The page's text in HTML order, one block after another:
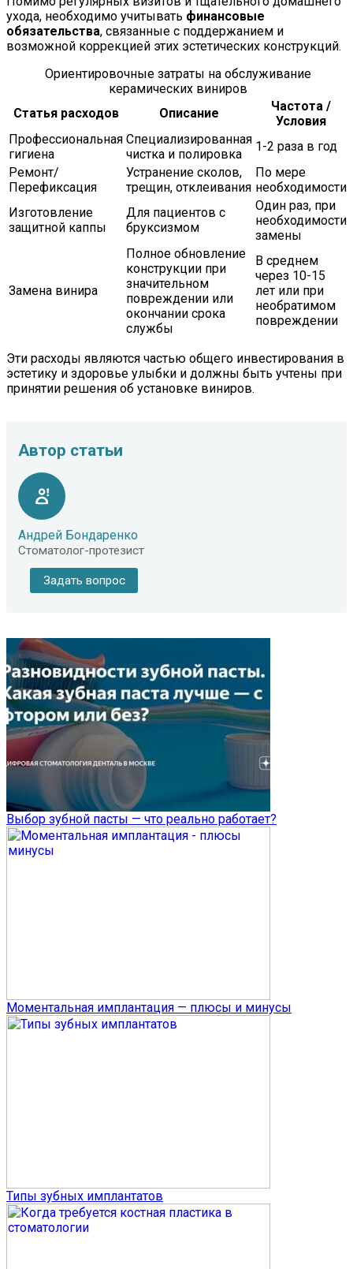
ухода, необходимо учитывать финансовые
обязательства, связанные с поддержанием и
возможной коррекцией этих эстетических конструкций.
Ориентировочные затраты на обслуживание
керамических виниров
Статья расходов
Описание
Частота /
Условия
Профессиональная
гигиена
Специализированная
чистка и полировка
1-2 раза в год
Ремонт/
Перефиксация
Устранение сколов,
трещин, отклеивания
По мере
необходимости
Изготовление
защитной каппы
Для пациентов с
бруксизмом
Один раз, при
необходимости
замены
Замена винира
Полное обновление
конструкции при
значительном
повреждении или
окончании срока
службы
В среднем
через 10-15
лет или при
необратимом
повреждении
Эти расходы являются частью общего инвестирования в
эстетику и здоровье улыбки и должны быть учтены при
принятии решения об установке виниров.
Автор статьи
Андрей Бондаренко
Стоматолог-протезист
Задать вопрос
Выбор зубной пасты — что реально работает?
Моментальная имплантация — плюсы и минусы
Типы зубных имплантатов